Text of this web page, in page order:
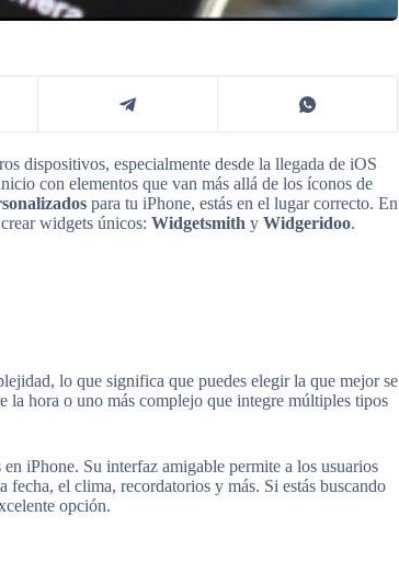
dispositivos, especialmente desde la llegada de iOS
con elementos que van más allá de los íconos de
para tu iPhone, estás en el lugar correcto. En
widgets únicos: Widgetsmith y Widgeridoo.
lo que significa que puedes elegir la que mejor se
la hora o uno más complejo que integre múltiples tipos
iPhone. Su interfaz amigable permite a los usuarios
el clima, recordatorios y más. Si estás buscando
opción.